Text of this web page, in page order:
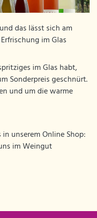
das lässt sich am
im Glas
im Glas habt,
Sonderpreis geschnürt.
und um die warme
unserem Online Shop:
im Weingut